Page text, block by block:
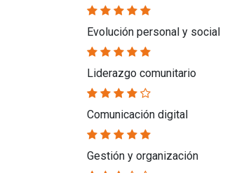
Evolución personal y social
Liderazgo comunitario
Comunicación digital
Gestión y organización